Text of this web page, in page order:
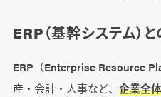
ERP（基幹システム）
ERP（Enterprise Resource
産・会計・人事など、 企業全